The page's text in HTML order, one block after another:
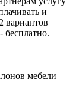
и
вариантов
бесплатно.
мебели